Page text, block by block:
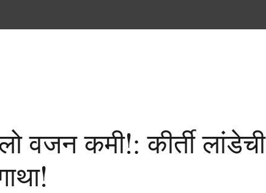
वजन कमी!: कीर्ती लांडेची